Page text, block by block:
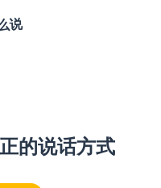
说
的说话方式